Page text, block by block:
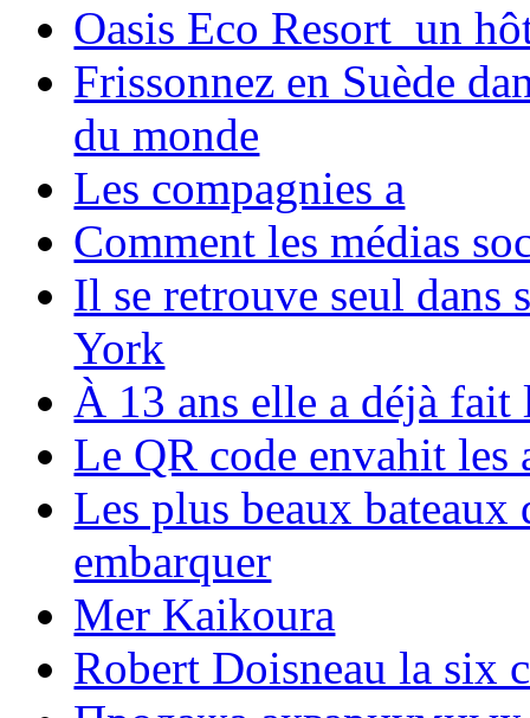
Oasis Eco Resort un
Frissonnez en Suède
du monde
Les compagnies a
Comment les médias
Il se retrouve seul dans
York
À 13 ans elle a déjà
Le QR code envahit les
Les plus beaux bateaux
embarquer
Mer Kaikoura
Robert Doisneau la six